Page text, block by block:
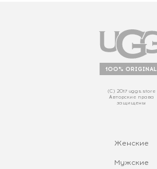
100% ORIGINAL
(С) 2017 uggs.store
Авторские права
защищены
Женские
Мужские